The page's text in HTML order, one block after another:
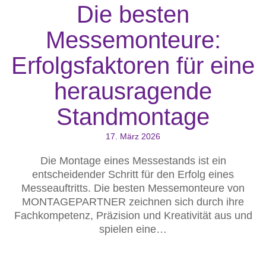
Die besten
Messemonteure:
Erfolgsfaktoren für eine
herausragende
Standmontage
17. März 2026
Die Montage eines Messestands ist ein
entscheidender Schritt für den Erfolg eines
Messeauftritts. Die besten Messemonteure von
MONTAGEPARTNER zeichnen sich durch ihre
Fachkompetenz, Präzision und Kreativität aus und
spielen eine…